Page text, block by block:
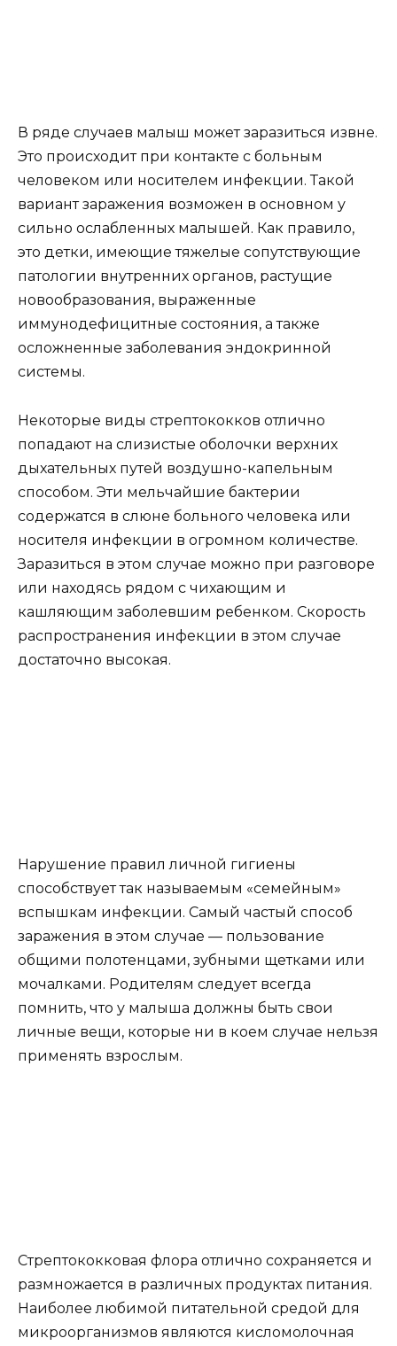
В ряде случаев малыш может заразиться извне.
Это происходит при контакте с больным
человеком или носителем инфекции. Такой
вариант заражения возможен в основном у
сильно ослабленных малышей. Как правило,
это детки, имеющие тяжелые сопутствующие
патологии внутренних органов, растущие
новообразования, выраженные
иммунодефицитные состояния, а также
осложненные заболевания эндокринной
системы.
Некоторые виды стрептококков отлично
попадают на слизистые оболочки верхних
дыхательных путей воздушно-капельным
способом. Эти мельчайшие бактерии
содержатся в слюне больного человека или
носителя инфекции в огромном количестве.
Заразиться в этом случае можно при разговоре
или находясь рядом с чихающим и
кашляющим заболевшим ребенком. Скорость
распространения инфекции в этом случае
достаточно высокая.
Нарушение правил личной гигиены
способствует так называемым «семейным»
вспышкам инфекции. Самый частый способ
заражения в этом случае — пользование
общими полотенцами, зубными щетками или
мочалками. Родителям следует всегда
помнить, что у малыша должны быть свои
личные вещи, которые ни в коем случае нельзя
применять взрослым.
Стрептококковая флора отлично сохраняется и
размножается в различных продуктах питания.
Наиболее любимой питательной средой для
микроорганизмов являются кисломолочная